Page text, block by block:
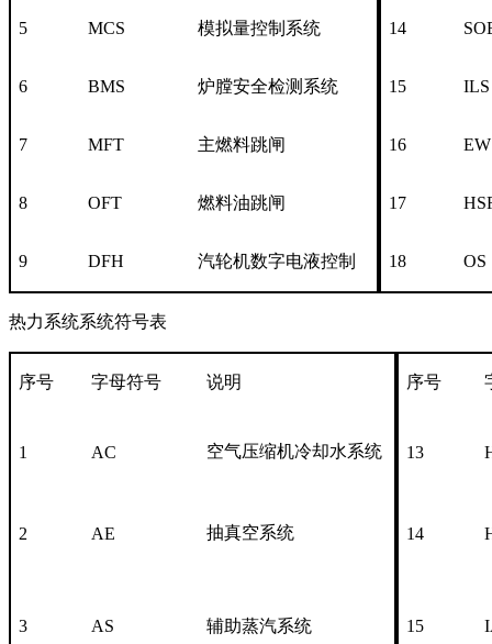
5 MCS 模拟量控制系统 14
6 BMS 炉膛安全检测系统 15 ILS
7 MFT 主燃料跳闸 16
8 OFT 燃料油跳闸 17
9 DFH 汽轮机数字电液控制 18 OS
热力系统系统符号表
序号 字母符号 说明 序号
1 AC 空气压缩机冷却水系统 13
2 AE 抽真空系统 14
3 AS 辅助蒸汽系统 15